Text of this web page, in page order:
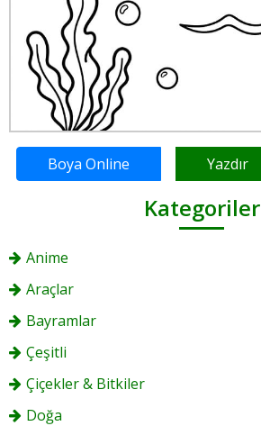
Boya Online Yazdır
Kategoriler
Anime
Araçlar
Bayramlar
Çeşitli
Çiçekler & Bitkiler
Doğa